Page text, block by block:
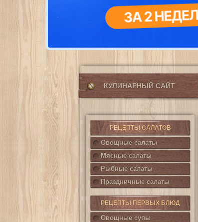
КУЛИНАРНЫЙ САЙТ
РЕЦЕПТЫ САЛАТОВ
Овощные салаты
Мясные салаты
Рыбные салаты
Праздничные салаты
РЕЦЕПТЫ ПЕРВЫХ БЛЮД
Овощные супы